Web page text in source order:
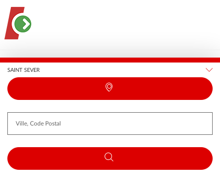
France
SAINT SEVER